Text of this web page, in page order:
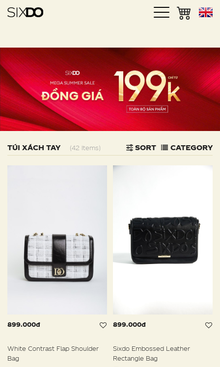
TÚI XÁCH TAY (42 Items) SORT CATEGORY
899.000đ
White Contrast Flap Shoulder
Bag
899.000đ
Sixdo Embossed Leather
Rectangle Bag